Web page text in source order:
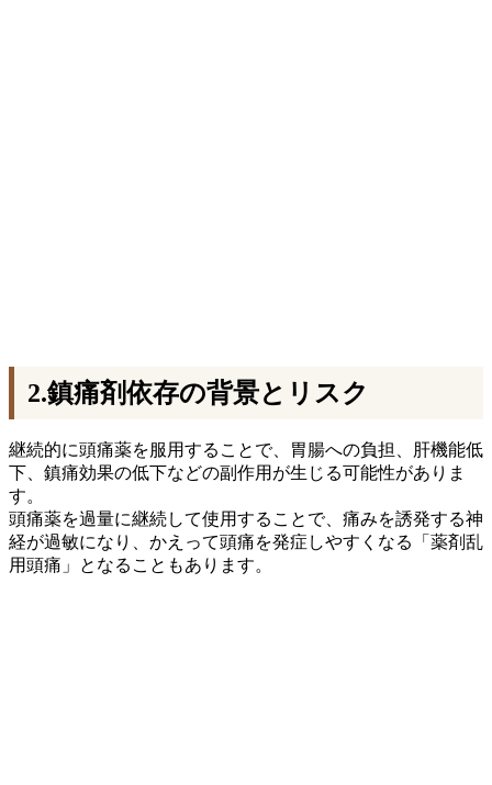
2.鎮痛剤依存の背景とリスク
継続的に頭痛薬を服用することで、胃腸への負担、肝機能低
下、鎮痛効果の低下などの副作用が生じる可能性がありま
す。
頭痛薬を過量に継続して使用することで、痛みを誘発する神
経が過敏になり、かえって頭痛を発症しやすくなる「薬剤乱
用頭痛」となることもあります。